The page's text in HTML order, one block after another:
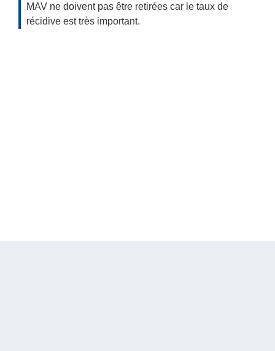
MAV ne doivent pas être retirées car le taux de
récidive est très important.